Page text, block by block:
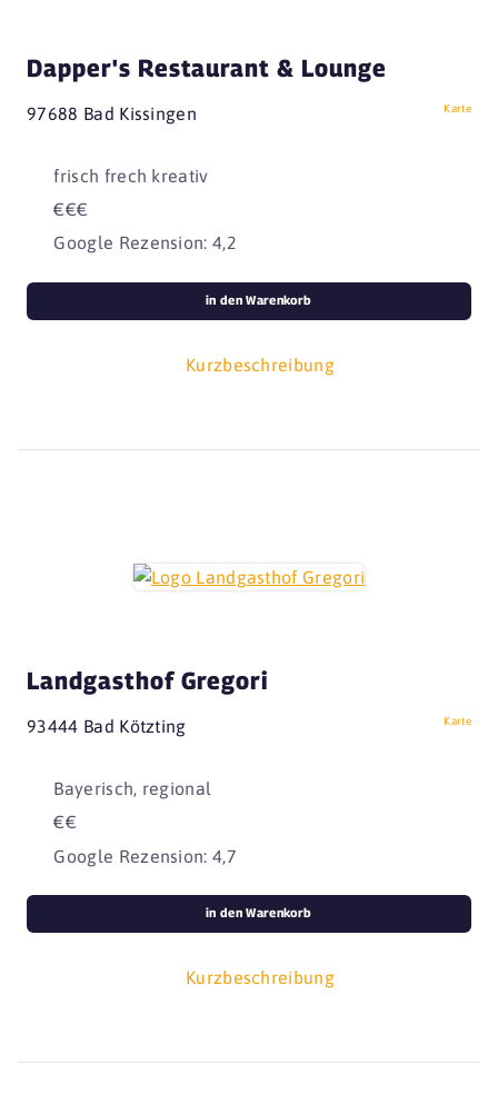
Dapper's Restaurant & Lounge
97688 Bad Kissingen Karte
frisch frech kreativ
€€€
Google Rezension: 4,2
Kurzbeschreibung
in den Warenkorb
Landgasthof Gregori
93444 Bad Kötzting Karte
Bayerisch, regional
€€
Google Rezension: 4,7
Kurzbeschreibung
in den Warenkorb